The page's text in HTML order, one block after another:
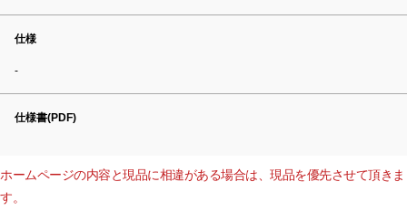
仕様
-
仕様書(PDF)
ホームページの内容と現品に相違がある場合は、現品を優先させて頂きま
す。